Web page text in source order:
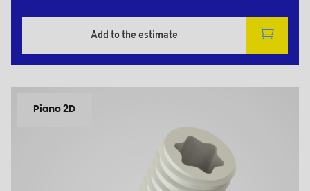
Add to the estimate
Piano 2D